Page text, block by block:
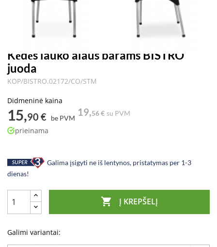
Kėdės lauko alaus barams BISTRO
juoda
KOP/BISTRO.02172/CO/STM
Didmeninė kaina
15,90 € be PVM
19,56 € su PVM
prieinama
Galima įsigyti ne iš lentynos, pristatymas per 1-3
dienas!
 Į KREPŠELĮ
Galimi variantai: